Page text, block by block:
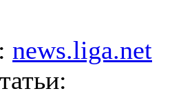
news.liga.net